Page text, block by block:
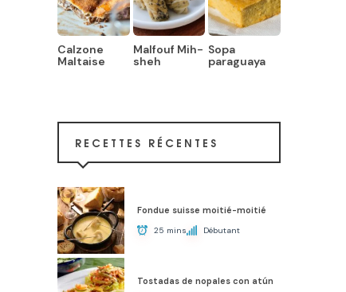
Calzone
Maltaise
Malfouf Mih-
sheh
Sopa
paraguaya
RECETTES RÉCENTES
Fondue suisse moitié-moitié
25 mins Débutant
Tostadas de nopales con atún